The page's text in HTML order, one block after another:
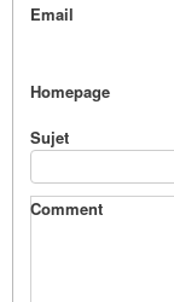
Email
Homepage
Sujet
Comment